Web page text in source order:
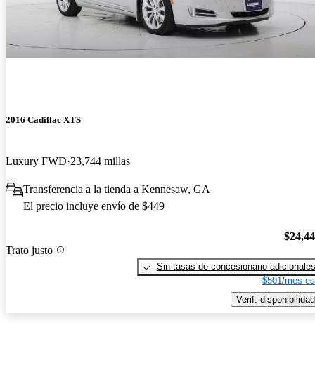
2016 Cadillac XTS
Luxury FWD 23,744 millas
Transferencia a la tienda a Kennesaw, GA
El precio incluye envío de $449
Trato justo
Sin tasas de concesionario adicionales
$501/mes
Verif. disponibilidad